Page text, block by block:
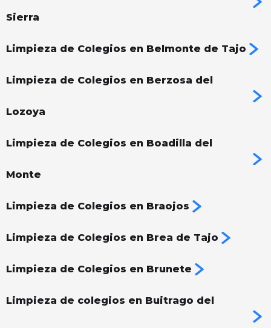
Sierra
Limpieza de Colegios en Belmonte de Tajo
Limpieza de Colegios en Berzosa del
Lozoya
Limpieza de Colegios en Boadilla del
Monte
Limpieza de Colegios en Braojos
Limpieza de Colegios en Brea de Tajo
Limpieza de Colegios en Brunete
Limpieza de colegios en Buitrago del